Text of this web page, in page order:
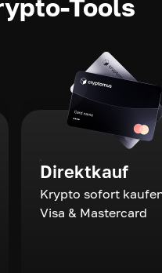
Tools
Direktkauf
Krypto sofort
Visa & Mastercard